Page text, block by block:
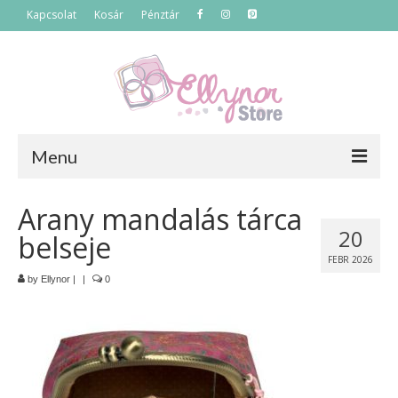
Kapcsolat Kosár Pénztár
Menu
Termékek
Szettek
Táskák
Neszeszerek
20
FEBR 2026
Arany mandalás tárca
belseje
by Ellynor | | 0